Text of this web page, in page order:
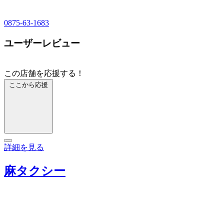
0875-63-1683
ユーザーレビュー
この店舗を応援する！
ここから応援
詳細を見る
麻タクシー